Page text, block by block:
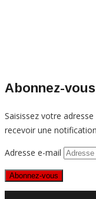
Abonnez-
Saisissez votre
recevoir une
Adresse e-mail
Abonnez-vous